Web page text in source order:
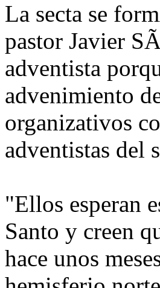
La secta se
pastor Javier
adventista
advenimiento
organizativos
adventistas del
"Ellos esperan
Santo y creen
hace unos